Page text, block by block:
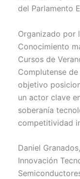
del Parlamento
Organizado por
Conocimiento
Cursos de
Complutense
objetivo
un actor clave
soberanía
competitividad
Daniel
Innovación